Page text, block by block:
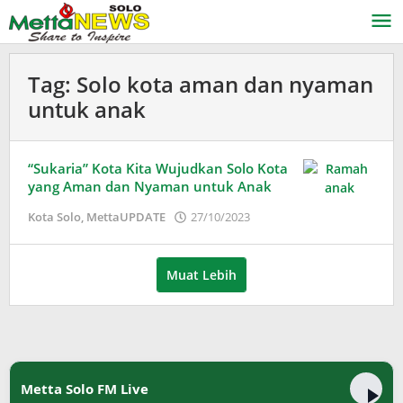
ke
konten
Tag: Solo kota aman dan nyaman
untuk anak
“Sukaria” Kota Kita Wujudkan Solo Kota
yang Aman dan Nyaman untuk Anak
Kota Solo, MettaUPDATE 27/10/2023
Wardani
Muat Lebih
Metta Solo FM Live